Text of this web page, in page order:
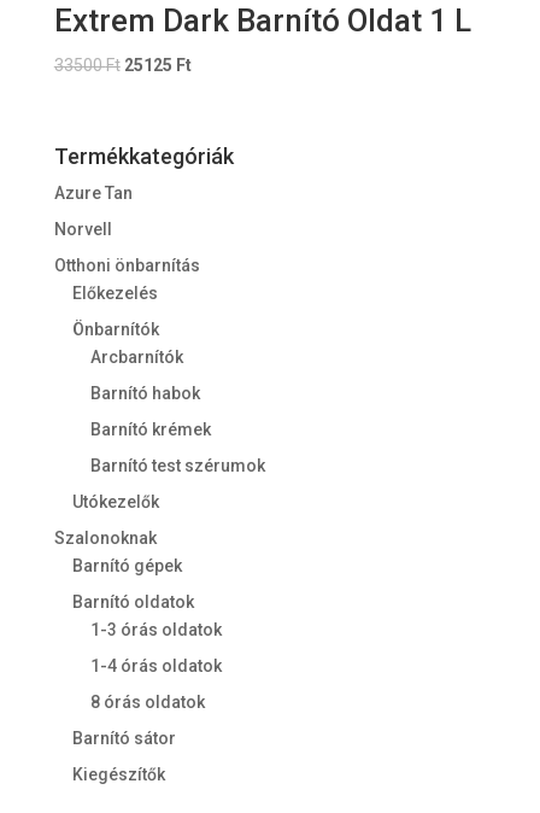
Extrem Dark Barnító Oldat 1 L
33500Ft 25125 Ft
Termékkategóriák
Azure Tan
Norvell
Otthoni önbarnítás
Előkezelés
Önbarnítók
Arcbarnítók
Barnító habok
Barnító krémek
Barnító test szérumok
Utókezelők
Szalonoknak
Barnító gépek
Barnító oldatok
1-3 órás oldatok
1-4 órás oldatok
8 órás oldatok
Barnító sátor
Kiegészítők